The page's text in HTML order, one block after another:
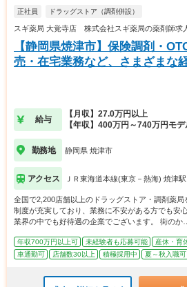
正社員 ドラッグストア（調剤併設）
スギ薬局 大覚寺店 株式会社スギ薬局の薬剤師求
【静岡県焼津市】保険調剤・
売・在宅業務など、さまざまな
給与
【月収】27.0万円以上
【年収】400万円～740万円モデ
勤務地 静岡県 焼津市
アクセス ＪＲ東海道本線(東京－熱海) 焼津駅
全国で2,200店舗以上のドラッグストア・調剤薬
制度が充実しており、業務に不安がある方でも安
業界の中でも好待遇の企業でございます。 街のか…
年収700万円以上可 未経験者も応募可能 産休・育
車通勤可
店舗数30以上 積極採用中 夏～秋入職可